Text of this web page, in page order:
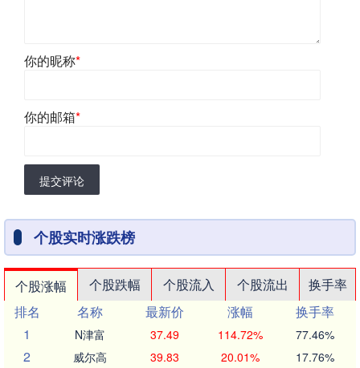
你的昵称*
你的邮箱*
提交评论
个股实时涨跌榜
个股涨幅 个股跌幅 个股流入 个股流出
换手率
排名
名称 最新价 涨幅
换手率
1
N津富 37.49 114.72% 77.46%
2 威尔高 39.83 20.01% 17.76%